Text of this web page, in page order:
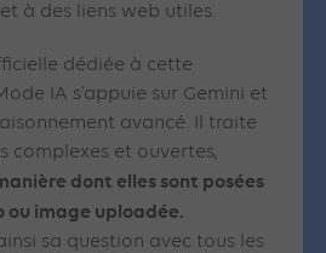
à des liens web utiles.
dédiée à cette
IA s’appuie sur Gemini et
avancé. Il traite
complexes et ouvertes,
dont elles sont posées
ou image uploadée.
sa question avec tous les